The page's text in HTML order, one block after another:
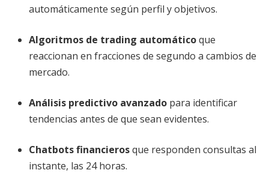
automáticamente según perfil y objetivos.
Algoritmos de trading automáticoque
reaccionan en fracciones de segundo a cambios de
mercado.
Análisis predictivo avanzado para identificar
tendencias antes de que sean evidentes.
Chatbots financierosque responden consultas al
instante, las 24 horas.